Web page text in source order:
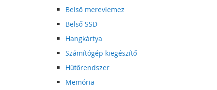
Belső merevlemez
Belső SSD
Hangkártya
Számítógép kiegészítő
Hűtőrendszer
Memória